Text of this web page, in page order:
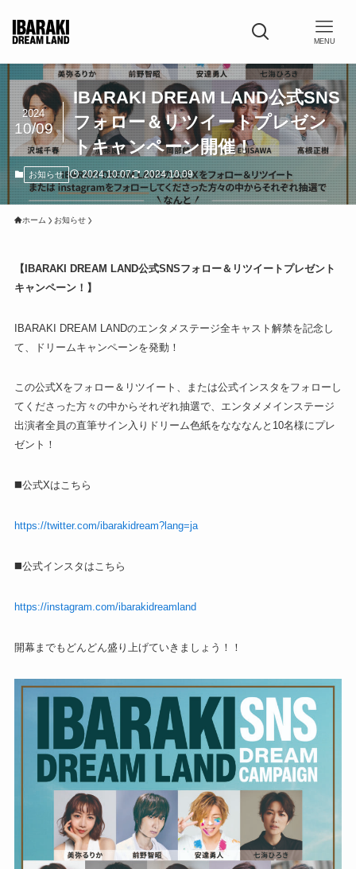
MENU
IBARAKI DREAM LAND公式SNS
フォロー＆リツイートプレゼン
トキャンペーン開催！
2024
10/09
お知らせ 2024.10.07 2024.10.09
ホーム お知らせ
【IBARAKI DREAM LAND公式SNSフォロー＆リツイートプレゼント
キャンペーン！】
IBARAKI DREAM LANDのエンタメステージ全キャスト解禁を記念し
て、ドリームキャンペーンを発動！
この公式Xをフォロー＆リツイート、または公式インスタをフォローし
てくださった方々の中からそれぞれ抽選で、エンタメメインステージ
出演者全員の直筆サイン入りドリーム色紙をなななんと10名様にプレ
ゼント！
◼️公式Xはこちら
https://twitter.com/ibarakidream?lang=ja
◼️公式インスタはこちら
https://instagram.com/ibarakidreamland
開幕までもどんどん盛り上げていきましょう！！